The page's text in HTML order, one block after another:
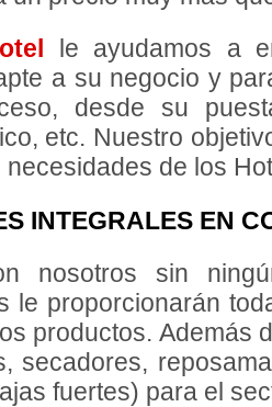
le ayudamos a
a su negocio y
desde su
etc. Nuestro
necesidades de los
INTEGRALES EN
nosotros sin
le proporcionarán
productos. Además
secadores,
fuertes) para el